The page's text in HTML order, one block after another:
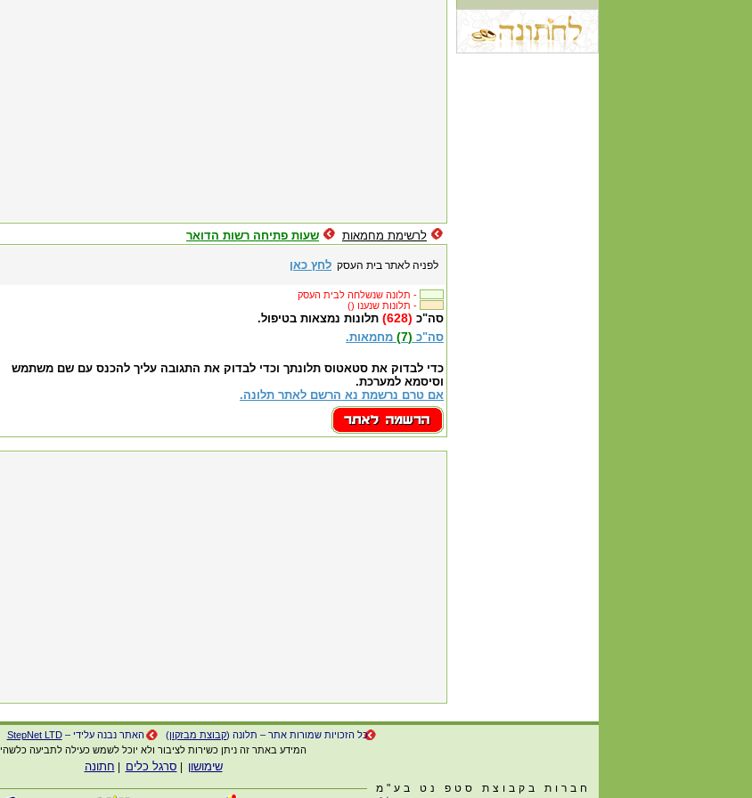
שעות פתיחה רשות הדואר לרשימת מחמאות
לפניה לאתר בית העסק לחץ כאן
תלונה שנשלחה לבית העסק -
() תלונות שנענו -
סה"כ (628)
תלונות נמצאות בטיפול.
סה"כ (7) מחמאות.
כדי לבדוק את סטאטוס תלונתך וכדי לבדוק את התגובה עליך להכנס עם שם משתמש
וסיסמא למערכת.
אם טרם נרשמת נא הרשם לאתר תלונה.
כל הזכויות שמורות אתר – תלונה (קבוצת מבזקון) האתר נבנה עלידי –StepNet LTD
המידע באתר זה ניתן כשירות לציבור ולא יוכל לשמש כעילה לתביעה כלשהי
שימושון סרגל כלים חתונה
חברות בקבוצת סטפ נט בע"מ